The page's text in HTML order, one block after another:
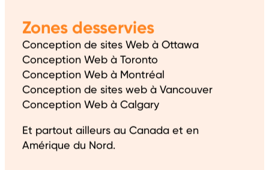
Zones desservies
Conception de sites Web à Ottawa
Conception Web à Toronto
Conception Web à Montréal
Conception de sites web à Vancouver
Conception Web à Calgary
Et partout ailleurs au Canada et en
Amérique du Nord.